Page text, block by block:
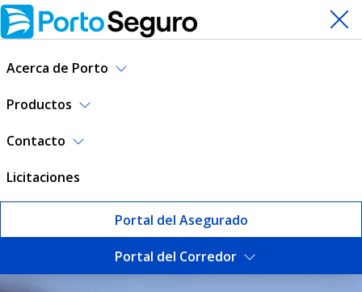
Acerca de Porto
Productos
Contacto
Licitaciones
Portal del Asegurado
Portal del Corredor